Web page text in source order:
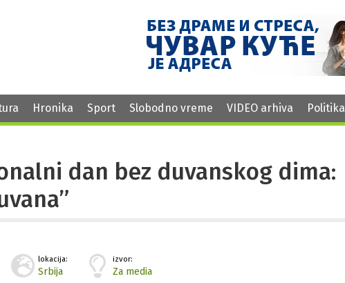
Hronika Sport Slobodno vreme VIDEO arhiva Politika
dan bez duvanskog dima:
lokacija:
Srbija
izvor:
Za media